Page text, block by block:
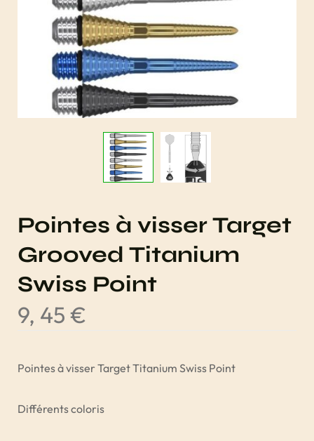
Pointes à visser Target
Grooved Titanium
Swiss Point
9, 45 €
Pointes à visser Target Titanium Swiss Point
Différents coloris